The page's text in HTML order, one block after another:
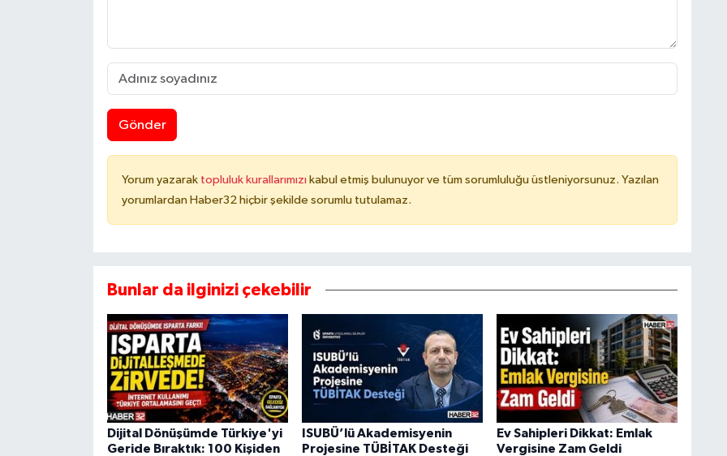
Gönder
Yorum yazarak topluluk kurallarımızı kabul etmiş bulunuyor ve tüm sorumluluğu üstleniyorsunuz. Yazılan
yorumlardan Haber32 hiçbir şekilde sorumlu tutulamaz.
Bunlar da ilginizi çekebilir
Dijital Dönüşümde Türkiye'yi
Geride Bıraktık: 100 Kişiden
ISUBÜ’lü Akademisyenin
Projesine TÜBİTAK Desteği
Ev Sahipleri Dikkat: Emlak
Vergisine Zam Geldi